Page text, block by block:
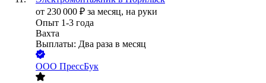
от 230 000 ₽ за месяц, на руки
Опыт 1-3 года
Вахта
Выплаты: Два раза в месяц
ООО ПрессБук